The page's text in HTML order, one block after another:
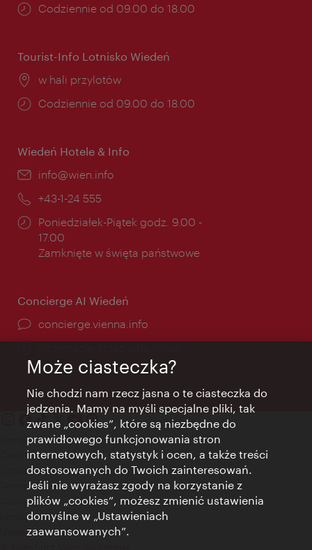
Godziny
Codziennie od 09.00 do 18.00
Tourist-Info Lotnisko Wiedeń
Miejsce:
w hali przylotów
Godziny
Codziennie od 09.00 do 18.00
Wiedeń Hotele & Info
E-
info@wien.info
Telefon:
+43-1-24 555
Godziny
otwarcia:
Poniedziałek-Piątek godz. 9.00 -
17.00
Zamknięte w święta państwowe
Concierge AI Wiedeń
concierge.vienna.info
Kontakt
Credits
Zgoda na przetwarzanie danych osobowych
Terms of Use
Dostępność
Kontakt prasowy
Ustawienia cookies
Może ciasteczka?
Nie chodzi nam rzecz jasna o te ciasteczka do
jedzenia. Mamy na myśli specjalne pliki, tak
zwane „cookies”, które są niezbędne do
prawidłowego funkcjonowania stron
internetowych, statystyk i ocen, a także treści
dostosowanych do Twoich zainteresowań.
Jeśli nie wyrażasz zgody na korzystanie z
plików „cookies”, możesz zmienić ustawienia
domyślne w „Ustawieniach
zaawansowanych”.